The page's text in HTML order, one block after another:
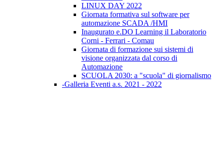
LINUX DAY 2022
Giornata formativa sul software per
automazione SCADA /HMI
Inaugurato e.DO Learning il Laboratorio
Corni - Ferrari - Comau
Giornata di formazione sui sistemi di
visione organizzata dal corso di
Automazione
SCUOLA 2030: a "scuola" di giornalismo
-Galleria Eventi a.s. 2021 - 2022